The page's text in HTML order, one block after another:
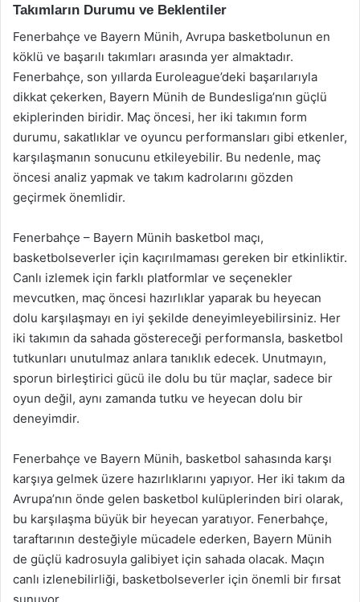
Takımların Durumu ve Beklentiler
Fenerbahçe ve Bayern Münih, Avrupa basketbolunun en
köklü ve başarılı takımları arasında yer almaktadır.
Fenerbahçe, son yıllarda Euroleague’deki başarılarıyla
dikkat çekerken, Bayern Münih de Bundesliga’nın güçlü
ekiplerinden biridir. Maç öncesi, her iki takımın form
durumu, sakatlıklar ve oyuncu performansları gibi etkenler,
karşılaşmanın sonucunu etkileyebilir. Bu nedenle, maç
öncesi analiz yapmak ve takım kadrolarını gözden
geçirmek önemlidir.
Fenerbahçe – Bayern Münih basketbol maçı,
basketbolseverler için kaçırılmaması gereken bir etkinliktir.
Canlı izlemek için farklı platformlar ve seçenekler
mevcutken, maç öncesi hazırlıklar yaparak bu heyecan
dolu karşılaşmayı en iyi şekilde deneyimleyebilirsiniz. Her
iki takımın da sahada göstereceği performansla, basketbol
tutkunları unutulmaz anlara tanıklık edecek. Unutmayın,
sporun birleştirici gücü ile dolu bu tür maçlar, sadece bir
oyun değil, aynı zamanda tutku ve heyecan dolu bir
deneyimdir.
Fenerbahçe ve Bayern Münih, basketbol sahasında karşı
karşıya gelmek üzere hazırlıklarını yapıyor. Her iki takım da
Avrupa’nın önde gelen basketbol kulüplerinden biri olarak,
bu karşılaşma büyük bir heyecan yaratıyor. Fenerbahçe,
taraftarının desteğiyle mücadele ederken, Bayern Münih
de güçlü kadrosuyla galibiyet için sahada olacak. Maçın
canlı izlenebilirliği, basketbolseverler için önemli bir fırsat
sunuyor.